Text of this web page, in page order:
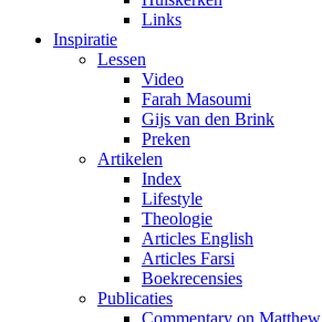
Links
Inspiratie
Lessen
Video
Farah Masoumi
Gijs van den Brink
Preken
Artikelen
Index
Lifestyle
Theologie
Articles English
Articles Farsi
Boekrecensies
Publicaties
Commentary on Matthew